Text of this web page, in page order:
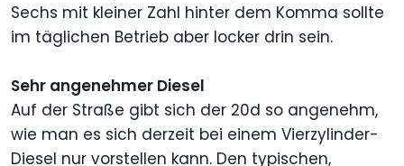
Sechs mit kleiner Zahl hinter dem Komma sollte
im täglichen Betrieb aber locker drin sein.
Sehr angenehmer Diesel
Auf der Straße gibt sich der 20d so angenehm,
wie man es sich derzeit bei einem Vierzylinder-
Diesel nur vorstellen kann. Den typischen,